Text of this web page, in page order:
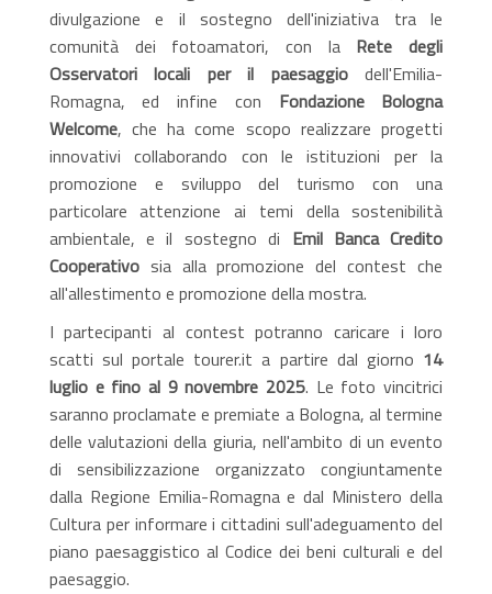
divulgazione e il sostegno dell'iniziativa tra le
comunità dei fotoamatori, con la Rete degli
Osservatori locali per il paesaggiodell'Emilia-
Romagna, ed infine con Fondazione Bologna
Welcome, che ha come scopo realizzare progetti
innovativi collaborando con le istituzioni per la
promozione e sviluppo del turismo con una
particolare attenzione ai temi della sostenibilità
ambientale, e il sostegno di Emil Banca Credito
Cooperativosia alla promozione del contest che
all'allestimento e promozione della mostra.
I partecipanti al contest potranno caricare i loro
scatti sul portale tourer.it a partire dal giorno 14
luglio e fino al 9 novembre 2025. Le foto vincitrici
saranno proclamate e premiate a Bologna, al termine
delle valutazioni della giuria, nell'ambito di un evento
di sensibilizzazione organizzato congiuntamente
dalla Regione Emilia-Romagna e dal Ministero della
Cultura per informare i cittadini sull'adeguamento del
piano paesaggistico al Codice dei beni culturali e del
paesaggio.